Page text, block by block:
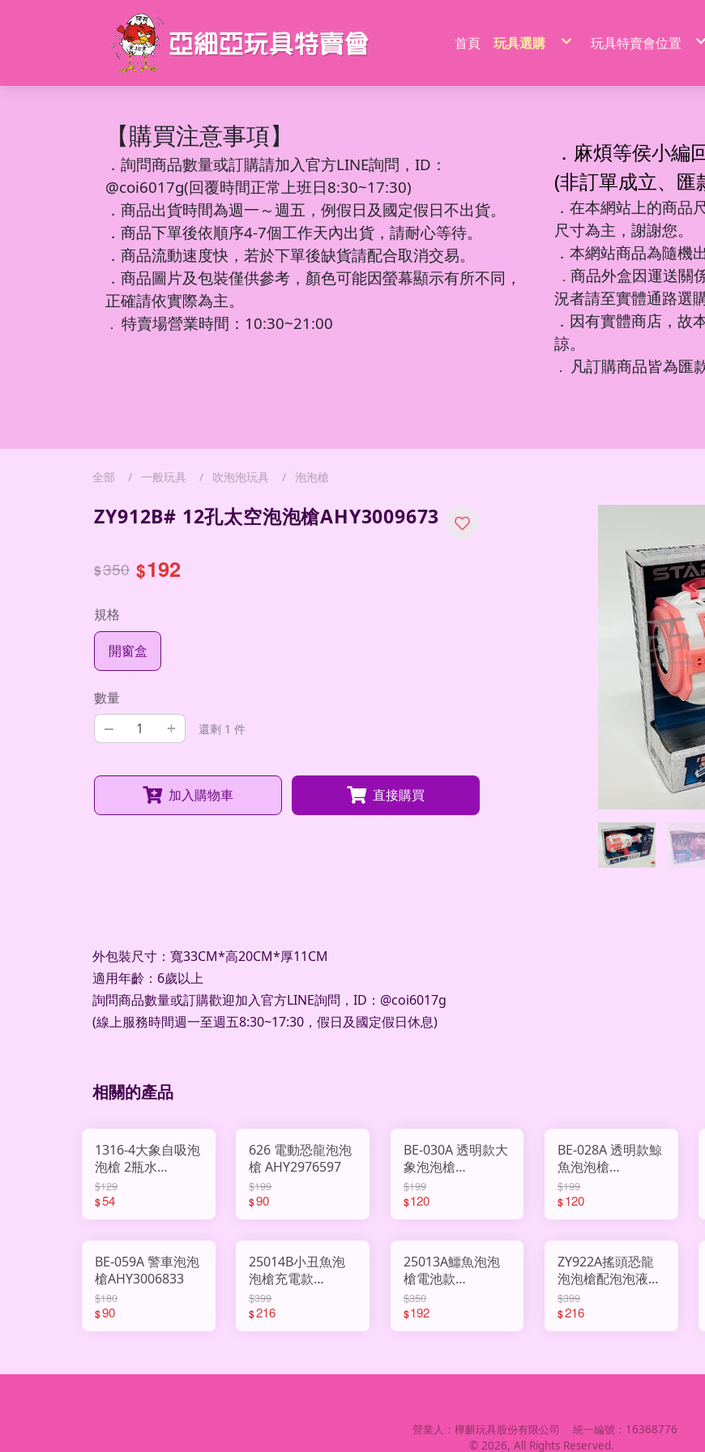
首頁 玩具選購
吊排/紙卡
包K/PVC袋
萬聖/聖誕
節慶商品
餐具/廚具/仿真食物
收銀機/超市購物
森林家族
娃娃/芭比娃娃
梳妝/化妝/飾品
清掃/衛浴玩具/家電
城堡/別墅/房屋
吹泡泡玩具
沙灘玩具
互動/戶外/運動類/對戰
車/飛機玩具
釣釣樂/捏捏樂
彩泥/史萊姆
帳篷/球/氣球
音樂玩具
恐龍系列
銅板價玩具
中華超人/布魯可/假面
驚喜盒/盲盒/洞洞樂/考
認知模型
射擊玩具
軟彈槍
水槍
聲光槍
弓箭
水彈槍
飛鏢/鏢靶
百元內益智玩具
球台遊戲/地鼠機
魔方/魔尺
棋類/撲克牌/卡牌遊戲
桌遊
益智教學
遊戲機/方塊遊戲
多面遊戲盒
搖鈴/床鈴
學步車/搖椅
洗澡玩具
嬰兒學習用品
電動童車/摩托車
滑行車/助步車
三輪車/扭扭車
溜滑梯/充氣跳跳/搖搖
益智積木
軍事/太空積木
主題積木
積木桌/底板
文具用品類
削筆器
DIY勞作/手作
貼
紙類/本
套裝組
遙控車
遙控動物/昆蟲
廚房用品
風扇/電扇
泡澡球/沐浴球
鑰匙扣/掛件/擺件
玩具特賣會位置
台中南屯玩具批
【購買注意事項】
． 詢問商品數量或訂購請加入官方LINE詢問，ID：
@coi6017g(回覆時間正常上班日8:30~17:30)
．商品出貨時間為週一～週五，例假日及國定假日不出貨。
．商品下單後依順序4-7個工作天內出貨，請耐心等待。
．商品流動速度快，若於下單後缺貨請配合取消交易。
．商品圖片及包裝僅供參考，顏色可能因螢幕顯示有所不同，
正確請依實際為主。
． 特賣場營業時間：10:30~21:00
．麻煩等侯小編
(非訂單成立、匯
．在本網站上的商品
尺寸為主，謝謝您。
．本網站商品為隨機
． 商品外盒因運送關
況者請至實體通路選
．因有實體商店，故
諒。
． 凡訂購商品皆為匯
ZY912B# 12孔太空泡泡槍AHY3009673
$350 $192
規格
開窗盒
數量
– + 還剩 1 件
加入購物車 直接購買
外包裝尺寸：寬33CM*高20CM*厚11CM
適用年齡：6歲以上
詢問商品數量或訂購歡迎加入官方LINE詢問，ID：@coi6017g
(線上服務時間週一至週五8:30~17:30，假日及國定假日休息)
相關的產品
1316-4大象自吸泡
泡槍 2瓶水
AHY3009524
$129
$54
626 電動恐龍泡泡
槍 AHY2976597
$199
$90
BE-030A 透明款大
象泡泡槍
AHY3008458
$199
$120
BE-028A 透明款鯨
魚泡泡槍
AHY3008453
$199
$120
BE-059A 警車泡泡
槍AHY3006833
$180
$90
25014B小丑魚泡
泡槍充電款
AHY3009490
$399
$216
25013A鱷魚泡泡
槍電池款
AHY3009489
$350
$192
ZY922A搖頭恐龍
泡泡槍配泡泡液
AHY3009672
$399
$216
全部 一般玩具 吹泡泡玩具 泡泡槍
營業人： 樺麒玩具股份有限公司 統一編號： 16368776
© 2026, All Rights Reserved.